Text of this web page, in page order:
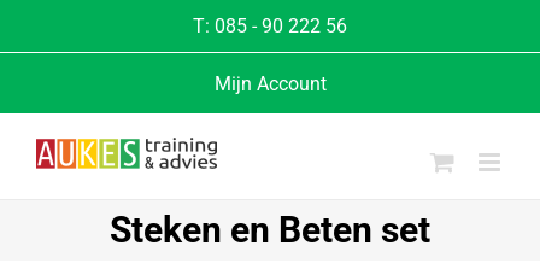
T: 085 - 90 222 56
Mijn Account
Steken en Beten set